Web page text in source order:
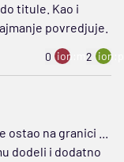
titule. Kao i
povredjuje.
0 ion:minus
2
ostao na granici ...
dodeli i dodatno